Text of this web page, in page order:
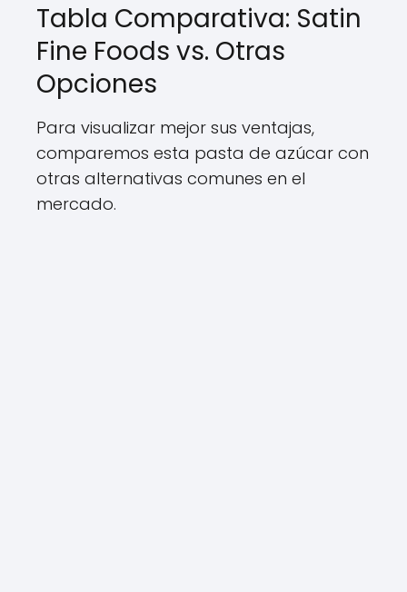
Tabla Comparativa: Satin
Fine Foods vs. Otras
Opciones
Para visualizar mejor sus ventajas,
comparemos esta pasta de azúcar con
otras alternativas comunes en el
mercado.